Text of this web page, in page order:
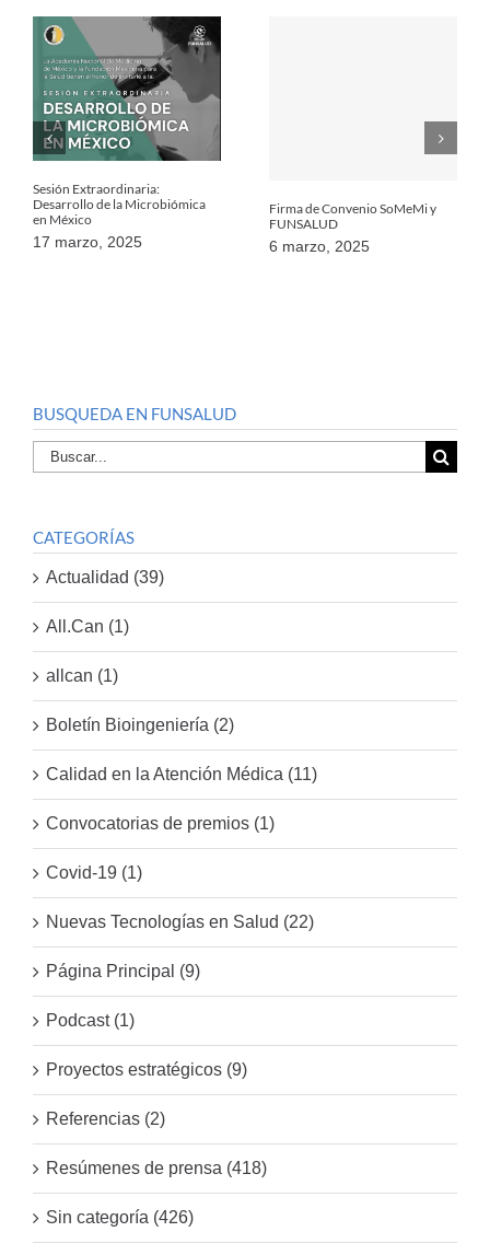
Sesión Extraordinaria:
Desarrollo de la Microbiómica
en México
17 marzo, 2025
Firma de Convenio SoMeMi y
FUNSALUD
6 marzo, 2025
BUSQUEDA EN FUNSALUD
Buscar
por:
CATEGORÍAS
Actualidad (39)
All.Can (1)
allcan (1)
Boletín Bioingeniería (2)
Calidad en la Atención Médica (11)
Convocatorias de premios (1)
Covid-19 (1)
Nuevas Tecnologías en Salud (22)
Página Principal (9)
Podcast (1)
Proyectos estratégicos (9)
Referencias (2)
Resúmenes de prensa (418)
Sin categoría (426)